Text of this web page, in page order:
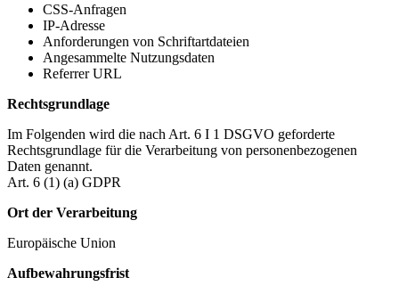
CSS-Anfragen
IP-Adresse
Anforderungen von Schriftartdateien
Angesammelte Nutzungsdaten
Referrer URL
Rechtsgrundlage
Im Folgenden wird die nach Art. 6 I 1 DSGVO geforderte
Rechtsgrundlage für die Verarbeitung von personenbezogenen
Daten genannt.
Art. 6 (1) (a) GDPR
Ort der Verarbeitung
Europäische Union
Aufbewahrungsfrist